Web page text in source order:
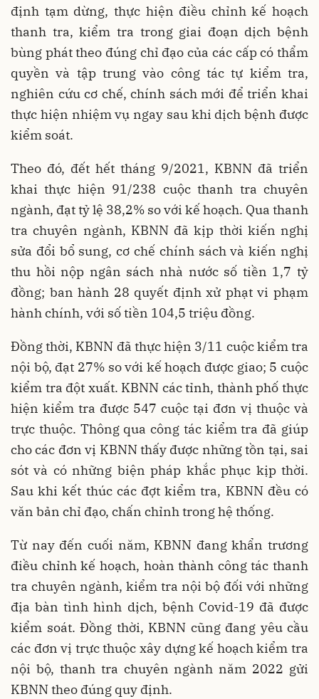
định tạm dừng, thực hiện điều chỉnh kế hoạch
thanh tra, kiểm tra trong giai đoạn dịch bệnh
bùng phát theo đúng chỉ đạo của các cấp có thẩm
quyền và tập trung vào công tác tự kiểm tra,
nghiên cứu cơ chế, chính sách mới để triển khai
thực hiện nhiệm vụ ngay sau khi dịch bệnh được
kiểm soát.
Theo đó, đết hết tháng 9/2021, KBNN đã triển
khai thực hiện 91/238 cuộc thanh tra chuyên
ngành, đạt tỷ lệ 38,2% so với kế hoạch. Qua thanh
tra chuyên ngành, KBNN đã kịp thời kiến nghị
sửa đổi bổ sung, cơ chế chính sách và kiến nghị
thu hồi nộp ngân sách nhà nước số tiền 1,7 tỷ
đồng; ban hành 28 quyết định xử phạt vi phạm
hành chính, với số tiền 104,5 triệu đồng.
Đồng thời, KBNN đã thực hiện 3/11 cuộc kiểm tra
nội bộ, đạt 27% so với kế hoạch được giao; 5 cuộc
kiểm tra đột xuất. KBNN các tỉnh, thành phố thực
hiện kiểm tra được 547 cuộc tại đơn vị thuộc và
trực thuộc. Thông qua công tác kiểm tra đã giúp
cho các đơn vị KBNN thấy được những tồn tại, sai
sót và có những biện pháp khắc phục kịp thời.
Sau khi kết thúc các đợt kiểm tra, KBNN đều có
văn bản chỉ đạo, chấn chỉnh trong hệ thống.
Từ nay đến cuối năm, KBNN đang khẩn trương
điều chỉnh kế hoạch, hoàn thành công tác thanh
tra chuyên ngành, kiểm tra nội bộ đối với những
địa bàn tình hình dịch, bệnh Covid-19 đã được
kiểm soát. Đồng thời, KBNN cũng đang yêu cầu
các đơn vị trực thuộc xây dựng kế hoạch kiểm tra
nội bộ, thanh tra chuyên ngành năm 2022 gửi
KBNN theo đúng quy định.